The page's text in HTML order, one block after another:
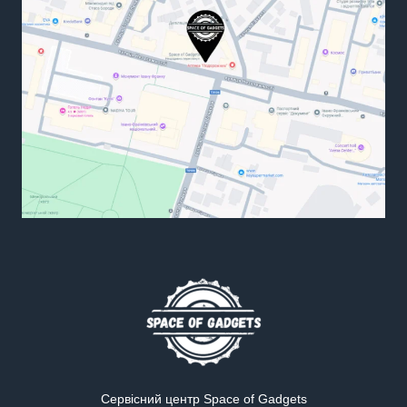
Сервісний центр Space of Gadgets